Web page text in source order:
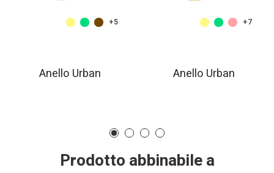
Anello Urban
+5
Anello Urban
+7
Prodotto abbinabile a